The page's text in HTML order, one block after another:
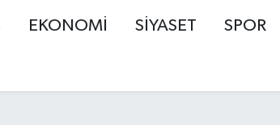
EKONOMİ SİYASET SPOR